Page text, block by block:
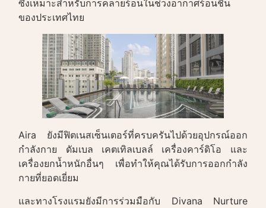
ซึ่งเหมาะสำหรับการคลายร้อนในช่วงอากาศร้อนชื้น
ของประเทศไทย
Aira ยังมีฟิตเนสเซ็นเตอร์ที่ครบครันไปด้วยอุปกรณ์ออก
กำลังกาย ดัมเบล เคตเทิลเบลล์ เครื่องคาร์ดิโอ และ
เครื่องยกน้ำหนักอื่นๆ เพื่อทำให้คุณได้รับการออกกำลัง
กายที่ยอดเยี่ยม
และทางโรงแรมยังมีการร่วมมือกับ Divana Nurture